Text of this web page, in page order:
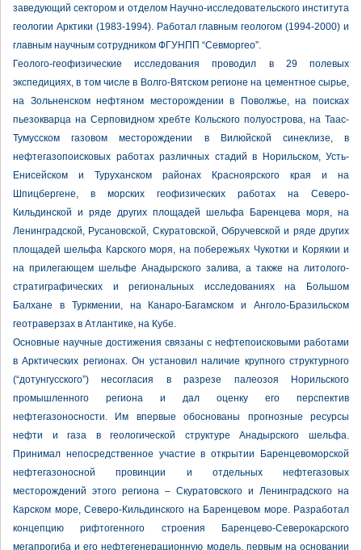
заведующий сектором и отделом Научно-исследовательского института
геологии Арктики (1983-1994). Работал главным геологом (1994-2000) и
главным научным сотрудником ФГУНПП “Севморгео”.
Геолого-геофизические исследования проводил в 29 полевых
экспедициях, в том числе в Волго-Вятском регионе на цементное сырье,
на Зольненском нефтяном месторождении в Поволжье, на поисках
пьезокварца на Серповидном хребте Кольского полуострова, на Таас-
Тумусском газовом месторождении в Вилюйской синеклизе, в
нефтегазопоисковых работах различных стадий в Норильском, Усть-
Енисейском и Туруханском районах Красноярского края и на
Шпицбергене, в морских геофизических работах на Северо-
Кильдинской и ряде других площадей шельфа Баренцева моря, на
Ленинградской, Русановской, Скуратовской, Обручевской и ряде других
площадей шельфа Карского моря, на побережьях Чукотки и Корякии и
на прилегающем шельфе Анадырского залива, а также на литолого-
стратиграфических и региональных исследованиях на Большом
Балхане в Туркмении, на Канаро-Багамском и Анголо-Бразильском
геотраверзах в Атлантике, на Кубе.
Основные научные достижения связаны с нефтепоисковыми работами
в Арктических регионах. Он установил наличие крупного структурного
(“дотунгусского”) несогласия в разрезе палеозоя Норильского
промышленного региона и дал оценку его перспектив
нефтегазоносности. Им впервые обоснованы прогнозные ресурсы
нефти и газа в геологической структуре Анадырского шельфа.
Принимал непосредственное участие в открытии Баренцевоморской
нефтегазоносной провинции и отдельных нефтегазовых
месторождений этого региона – Скуратовского и Ленинградского на
Карском море, Северо-Кильдинского на Баренцевом море. Разработал
концепцию рифтогенного строения Баренцево-Северокарского
мегапрогиба и его нефтегенерационную модель, первым на основании